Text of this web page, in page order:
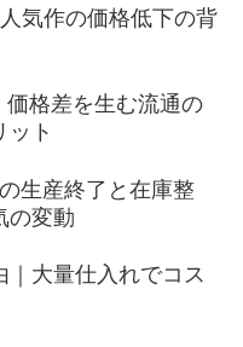
気作の価格低下の背
格差を生む流通の
ット
生産終了と在庫整
の変動
｜大量仕入れでコス